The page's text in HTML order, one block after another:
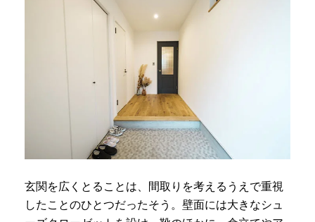
玄関を広くとることは、間取りを考えるうえで重視
したことのひとつだったそう。壁面には大きなシュ